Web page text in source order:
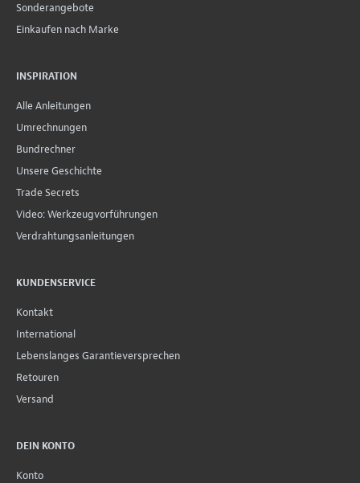
Sonderangebote
Einkaufen nach Marke
INSPIRATION
Alle Anleitungen
Umrechnungen
Bundrechner
Unsere Geschichte
Trade Secrets
Video: Werkzeugvorführungen
Verdrahtungsanleitungen
KUNDENSERVICE
Kontakt
International
Lebenslanges Garantieversprechen
Retouren
Versand
DEIN KONTO
Konto